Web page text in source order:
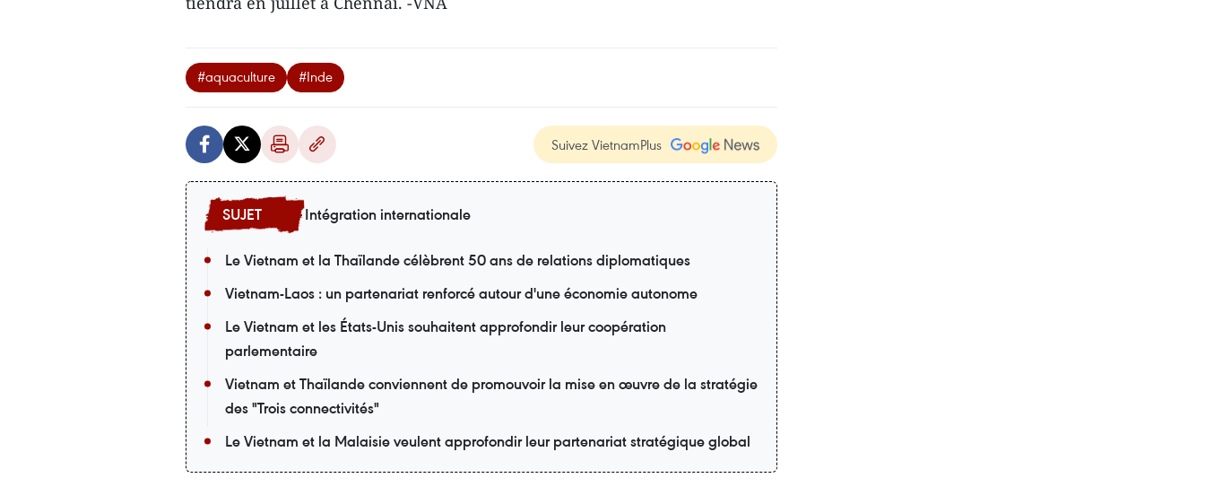
#aquaculture #Inde
Suivez VietnamPlus
Intégration internationale
Le Vietnam et la Thaïlande célèbrent 50 ans de relations diplomatiques
Vietnam-Laos : un partenariat renforcé autour d'une économie autonome
Le Vietnam et les États-Unis souhaitent approfondir leur coopération
parlementaire
Vietnam et Thaïlande conviennent de promouvoir la mise en œuvre de la stratégie
des "Trois connectivités"
Le Vietnam et la Malaisie veulent approfondir leur partenariat stratégique global